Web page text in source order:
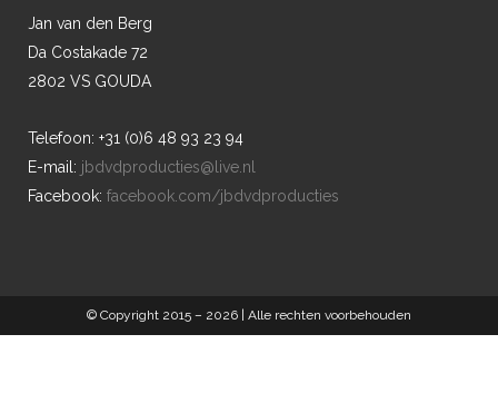
Jan van den Berg
Da Costakade 72
2802 VS GOUDA
Telefoon: +31 (0)6 48 93 23 94
E-mail: jbdvdproducties@live.nl
Facebook: facebook.com/jbdvdproducties
© Copyright 2015 – 2026 | Alle rechten voorbehouden